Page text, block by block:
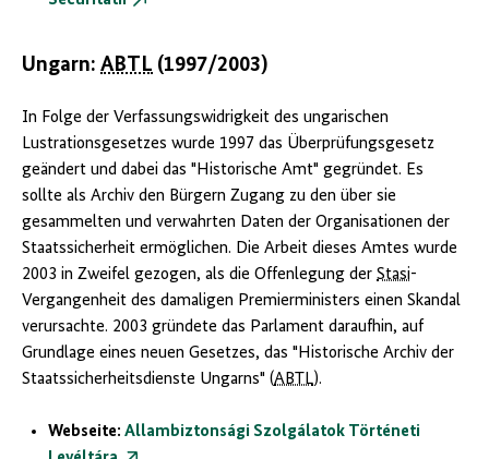
Ungarn: ABTL (1997/2003)
In Folge der Verfassungswidrigkeit des ungarischen
Lustrationsgesetzes wurde 1997 das Überprüfungsgesetz
geändert und dabei das "Historische Amt" gegründet. Es
sollte als Archiv den Bürgern Zugang zu den über sie
gesammelten und verwahrten Daten der Organisationen der
Staatssicherheit ermöglichen. Die Arbeit dieses Amtes wurde
2003 in Zweifel gezogen, als die Offenlegung der Stasi-
Vergangenheit des damaligen Premierministers einen Skandal
verursachte. 2003 gründete das Parlament daraufhin, auf
Grundlage eines neuen Gesetzes, das "Historische Archiv der
Staatssicherheitsdienste Ungarns" (ABTL).
Webseite: Allambiztonsági Szolgálatok Történeti